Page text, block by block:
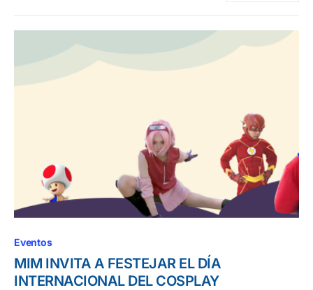
Eventos
MIM INVITA A FESTEJAR EL DÍA
INTERNACIONAL DEL COSPLAY